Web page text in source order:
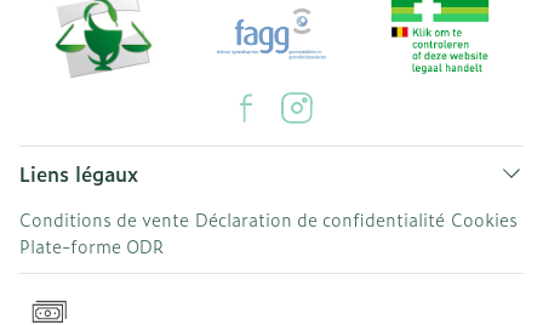
Liens légaux
Conditions de vente Déclaration de confidentialité Cookies
Plate-forme ODR